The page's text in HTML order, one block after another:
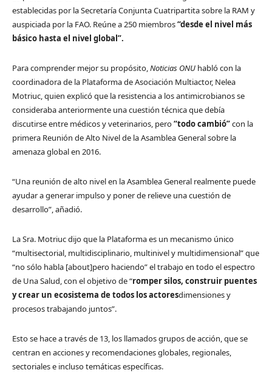
establecidas por la Secretaría Conjunta Cuatripartita sobre la RAM y
auspiciada por la FAO. Reúne a 250 miembros“desde el nivel más
básico hasta el nivel global”.
Para comprender mejor su propósito,Noticias ONU habló con la
coordinadora de la Plataforma de Asociación Multiactor, Nelea
Motriuc, quien explicó que la resistencia a los antimicrobianos se
consideraba anteriormente una cuestión técnica que debía
discutirse entre médicos y veterinarios, pero“todo cambió”con la
primera Reunión de Alto Nivel de la Asamblea General sobre la
amenaza global en 2016.
“Una reunión de alto nivel en la Asamblea General realmente puede
ayudar a generar impulso y poner de relieve una cuestión de
desarrollo”, añadió.
La Sra. Motriuc dijo que la Plataforma es un mecanismo único
“multisectorial, multidisciplinario, multinivel y multidimensional” que
“no sólo habla [about]pero haciendo” el trabajo en todo el espectro
de Una Salud, con el objetivo de “romper silos, construir puentes
y crear un ecosistema de todos los actoresdimensiones y
procesos trabajando juntos”.
Esto se hace a través de 13, los llamados grupos de acción, que se
centran en acciones y recomendaciones globales, regionales,
sectoriales e incluso temáticas específicas.